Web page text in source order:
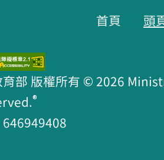
首頁 頭
部 版權所有 © 2026
®